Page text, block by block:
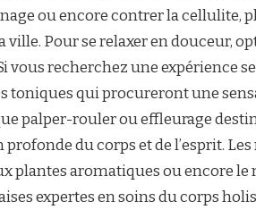
ou encore contrer la cellulite,
ville. Pour se relaxer en douceur,
vous recherchez une expérience
toniques qui procureront une
palper-rouler ou effleurage
du corps et de l’esprit.
plantes aromatiques ou encore le
expertes en soins du corps